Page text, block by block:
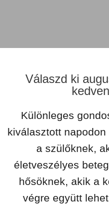
Válaszd ki
Különleges
kiválasztott
a szülőknek,
életveszélyes
hősöknek, akik a
végre együtt